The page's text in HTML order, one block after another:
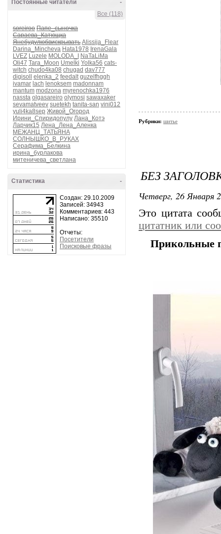
-
Постоянные читатели
Все (118)
soreiroo Папе_сыночка
Сараева_Катющка
Янебудулюбвискрывать Alissija_Flear
Darina_Mincheva Hata1978 IrenaGala
LVEZ Luzele MOLODA_I
NaTaLiMa
Oli47 Tara_Moon Umelki Yolka56 cats-
witch chudo4ka08 chugad dav777
digisoll
elenka_2 feedalt guzelfhggh
ivamar lach lenoksem madonnam
mantum modzona myrenochka1976
nassta olgasareiro olymosi sawaxaker
sevamatveev suetekh tanita-san vini012
yuli4ka8sep Живой_Огород
Ирини_Спиридопулу Лана_Котэ
Ларчик15 Лена_Лена_Аленка
МЕЖАНЦ_ТАТЬЯНА
СОЛНЫШКО_В_РУКАХ
Серафима_Белкина
ирина_бурлакова
митеничева_светлана
-
Статистика
Создан: 29.10.2009
Записей: 34943
Комментариев: 443
Написано: 35510
Отчеты:
Посетители
Поисковые фразы
Рубрики: шитье
БЕЗ
Четверг, 26 Января
Это цитата
цитатник или
Прикольные